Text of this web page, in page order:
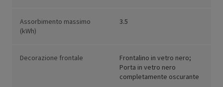
Assorbimento massimo
(kWh)
3.5
Decorazione frontale
Frontalino in vetro nero;
Porta in vetro nero
completamente oscurante